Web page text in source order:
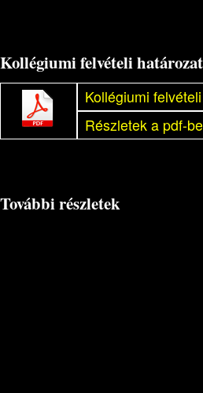
Kollégiumi felvételi határozat
Kollégiumi
Részletek a pdf-
További részletek